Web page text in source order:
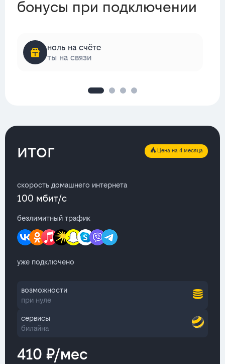
бонусы при подключении
ноль на счёте
ты на связи
итог Цена на 4 месяца
скорость домашнего интернета
100 мбит/с
безлимитный трафик
уже подключено
возможности
при нуле
сервисы
билайна
410 ₽/мес